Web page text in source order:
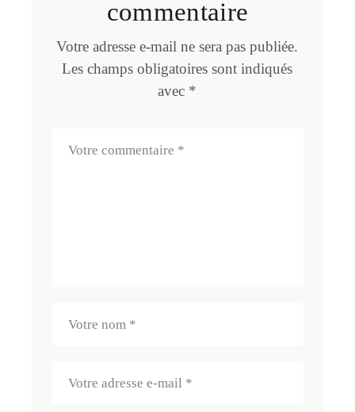
commentaire
Votre adresse e-mail ne sera pas publiée.
Les champs obligatoires sont indiqués
avec *